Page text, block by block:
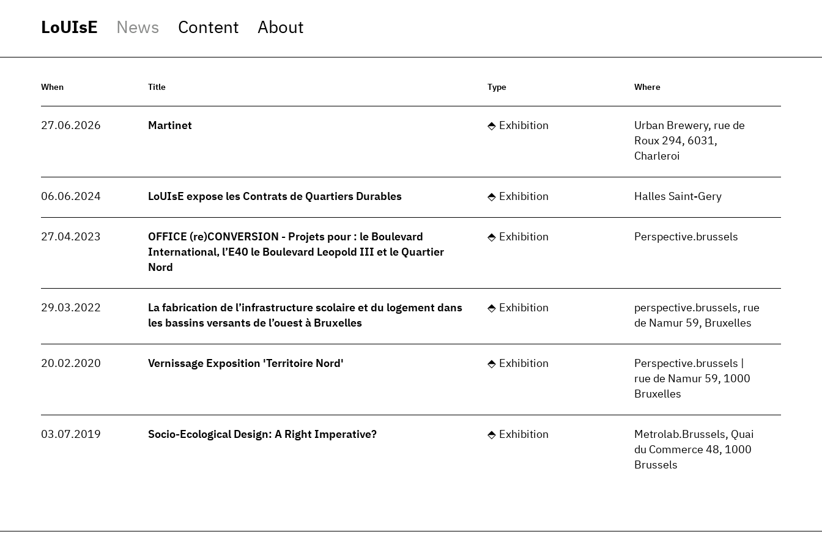
LoUIsE News Content About
When Title Type Where
27.06.2026 Martinet Exhibition
Urban Brewery, rue de
Roux 294, 6031,
Charleroi
06.06.2024 LoUIsE expose les Contrats de Quartiers Durables Exhibition Halles Saint-Gery
27.04.2023
OFFICE (re)CONVERSION - Projets pour : le Boulevard
International, l’E40 le Boulevard Leopold III et le Quartier
Nord
Exhibition Perspective.brussels
29.03.2022
La fabrication de l’infrastructure scolaire et du logement dans
les bassins versants de l’ouest à Bruxelles
Exhibition
perspective.brussels, rue
de Namur 59, Bruxelles
20.02.2020 Vernissage Exposition 'Territoire Nord' Exhibition
Perspective.brussels |
rue de Namur 59, 1000
Bruxelles
03.07.2019 Socio-Ecological Design: A Right Imperative? Exhibition
Metrolab.Brussels, Quai
du Commerce 48, 1000
Brussels